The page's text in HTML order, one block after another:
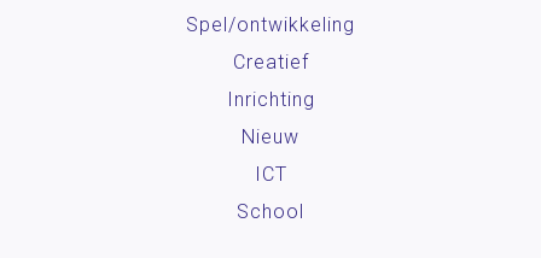
Spel/ontwikkeling
Creatief
Inrichting
Nieuw
ICT
School